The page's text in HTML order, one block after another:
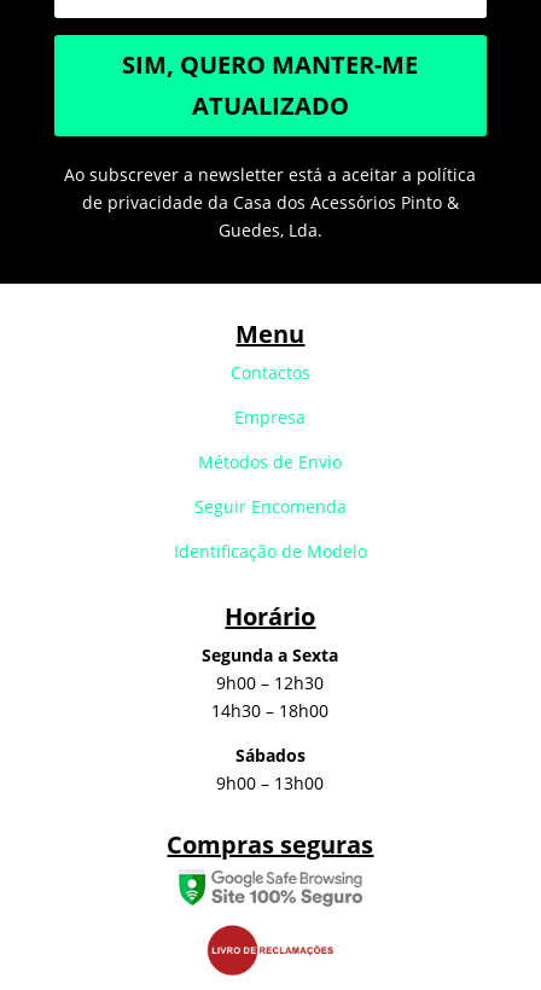
SIM, QUERO MANTER-ME
ATUALIZADO
Ao subscrever a newsletter está a aceitar a política
de privacidade da Casa dos Acessórios Pinto &
Guedes, Lda.
Menu
Contactos
Empresa
Métodos de Envio
Seguir Encomenda
Identificação de Modelo
Horário
Segunda a Sexta
9h00 – 12h30
14h30 – 18h00
Sábados
9h00 – 13h00
Compras seguras